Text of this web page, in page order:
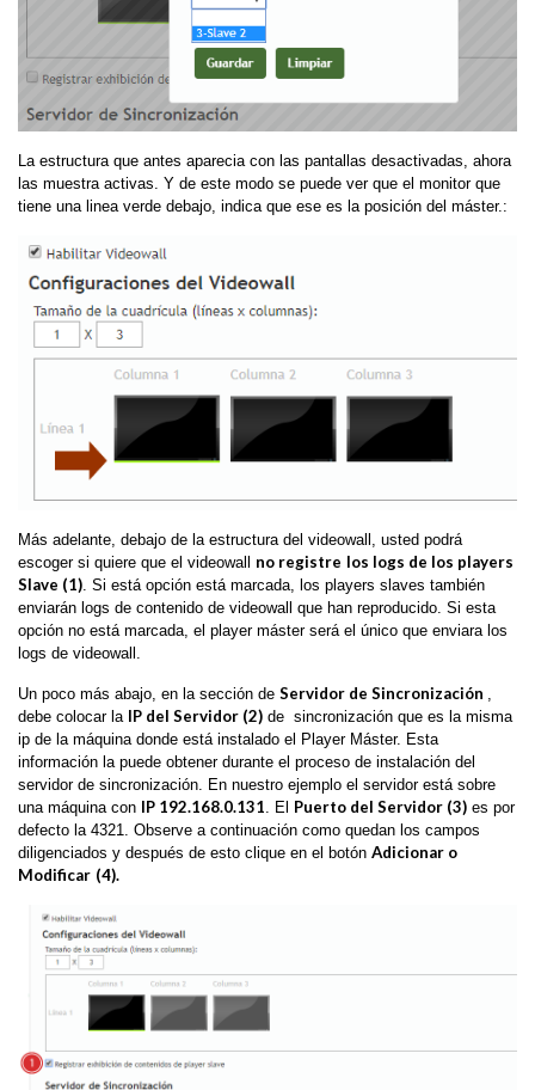
La estructura que antes aparecia con las pantallas desactivadas, ahora
las muestra activas. Y de este modo se puede ver que el monitor que
tiene una linea verde debajo, indica que ese es la posición del máster.:
Más adelante, debajo de la estructura del videowall, usted podrá
escoger si quiere que el videowall no registre los logs de los players
Slave (1). Si está opción está marcada, los players slaves también
enviarán logs de contenido de videowall que han reproducido. Si esta
opción no está marcada, el player máster será el único que enviara los
logs de videowall.
Un poco más abajo, en la sección de Servidor de Sincronización ,
debe colocar la IP del Servidor (2) de sincronización que es la misma
ip de la máquina donde está instalado el Player Máster. Esta
información la puede obtener durante el proceso de instalación del
servidor de sincronización. En nuestro ejemplo el servidor está sobre
una máquina con IP 192.168.0.131. El Puerto del Servidor (3) es por
defecto la 4321. Observe a continuación como quedan los campos
diligenciados y después de esto clique en el botón Adicionar o
Modificar (4).